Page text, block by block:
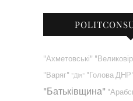
"Ахметовські"
"Варяг" "Дія" "Голова ДНР"
"Батьківщина"